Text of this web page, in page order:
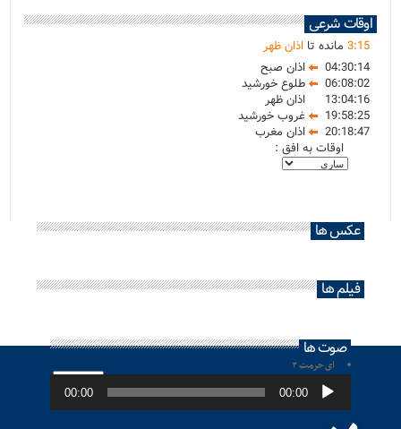
اوقات شرعی
3:15 مانده تااذان ظهر
04:30:14
اذان صبح
06:08:02
طلوع خورشید
13:04:16
اذان ظهر
19:58:25
غروب خورشید
20:18:47
اذان مغرب
اوقات به افق :
عکس ها
فیلم ها
صوت ها
ای حرمت ۲
پخش‌کننده
صوت 00:00
00:00